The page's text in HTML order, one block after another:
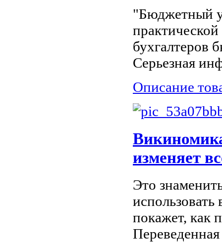
"Бюджетный
бухгалтеров
Серьезная
Описание
изменяет
Это
использовать
покажет, как